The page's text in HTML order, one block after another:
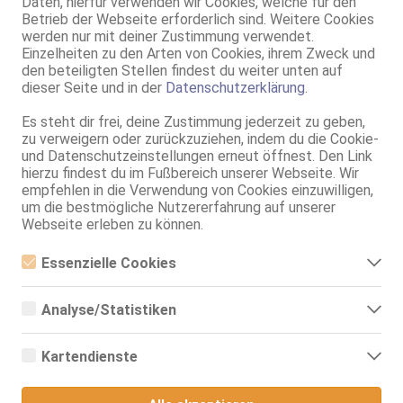
Betrieb der Webseite erforderlich sind. Weitere Cookies
werden nur mit deiner Zustimmung verwendet.
Einzelheiten zu den Arten von Cookies, ihrem Zweck und
den beteiligten Stellen findest du weiter unten auf
dieser Seite und in der Datenschutzerklärung
Es steht dir frei, deine Zustimmung jederzeit zu geben,
zu verweigern oder zurückzuziehen, indem du die Cookie-
und Datenschutzeinstellungen erneut öffnest. Den Link
hierzu findest du im Fußbereich unserer Webseite. Wir
empfehlen in die Verwendung von Cookies einzuwilligen,
um die bestmögliche Nutzererfahrung auf unserer
Webseite erleben zu können.
Essenzielle Cookies
Essenzielle Cookies sind alle notwendigen Cookies, die für den
ermöglicht werden. Die Webseite kann ohne diese Cookies nicht
Analyse/Statistiken
Analyse- bzw. Statistikcookies sind Cookies, die der Analyse der
Zugriffsstatistiken dienen. Sie helfen den Webseiten-Besitzern zu
Informationen anonym gesammelt und gemeldet werden.
Kartendienste
Kassel
VALERYANA! GANZ NEU
Marburg
Siemensstr. 10
Susi - Apartmenthaus Erotik Island
Erotic Island
30 Jahre, 75B, KF 34, 1.65m, total rasiert, osteuropäisch
69, GF6, DT, Franz b. Ihr, BV, MFF, SW
Monika